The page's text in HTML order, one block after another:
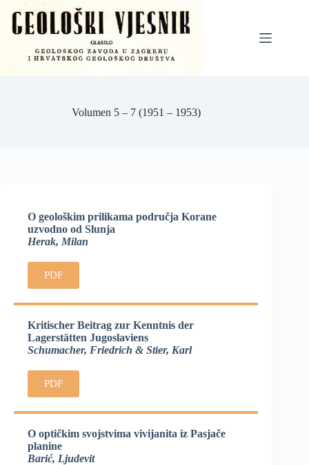
Volumen 5 – 7 (1951 – 1953)
O geološkim prilikama područja Korane
uzvodno od Slunja
Herak, Milan
PDF
Kritischer Beitrag zur Kenntnis der
Lagerstätten Jugoslaviens
Schumacher, Friedrich & Stier, Karl
PDF
O optičkim svojstvima vivijanita iz Pasjače
planine
Barić, Ljudevit